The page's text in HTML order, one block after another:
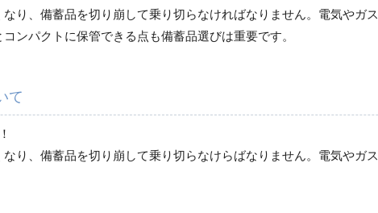
り、備蓄品を切り崩して乗り切らなければなりません。電気やガ
ンパクトに保管できる点も備蓄品選びは重要です。
て
り、備蓄品を切り崩して乗り切らなけらばなりません。電気やガ